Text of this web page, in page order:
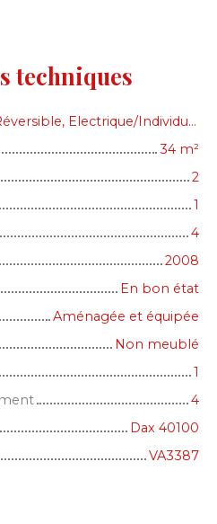
techniques
Climatisation Réversible, Electrique/Individuel
34 m²
2
1
4
2008
En bon état
Aménagée et équipée
Non meublé
1
4
Dax 40100
VA3387